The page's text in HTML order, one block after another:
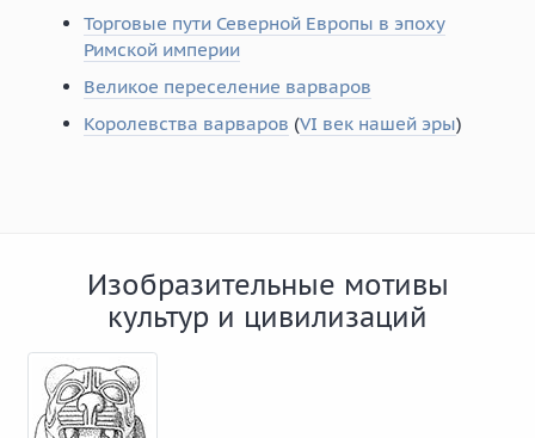
Торговые пути Северной Европы в эпоху
Римской империи
Великое переселение варваров
Королевства варваров (VI век нашей эры)
Изобразительные мотивы
культур и цивилизаций